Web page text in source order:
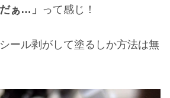
ぁ…」 って感じ！
ール剥がして塗るしか方法は無